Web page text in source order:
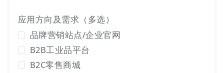
响应客户咨询、动态分析流量并输出优化建
议，相当于为中小企业配备了全天候数字营
销团队。
应用方向及需求（多选）
品牌营销站点/企业官网
B2B工业品平台
B2C零售商城